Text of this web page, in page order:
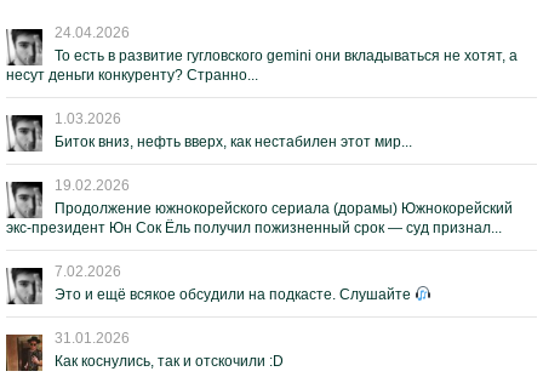
24.04.2026
То есть в развитие гугловского gemini они вкладываться не хотят, а
несут деньги конкуренту? Странно...
1.03.2026
Биток вниз, нефть вверх, как нестабилен этот мир...
19.02.2026
Продолжение южнокорейского сериала (дорамы) Южнокорейский
экс-президент Юн Сок Ёль получил пожизненный срок — суд признал...
7.02.2026
Это и ещё всякое обсудили на подкасте. Слушайте
31.01.2026
Как коснулись, так и отскочили :D